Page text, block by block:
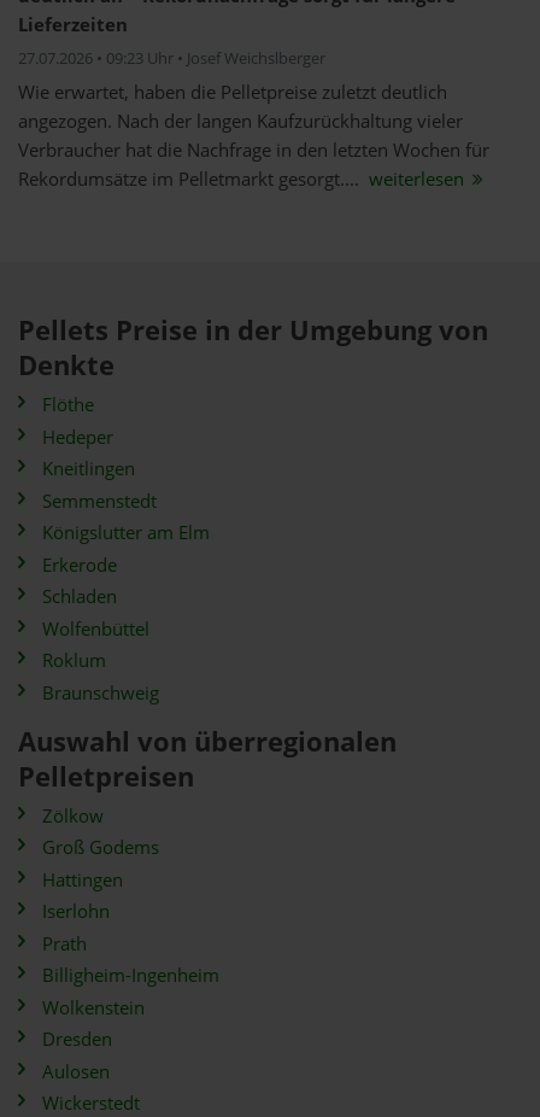
Lieferzeiten
27.07.2026 • 09:23 Uhr • Josef Weichslberger
Wie erwartet, haben die Pelletpreise zuletzt deutlich
angezogen. Nach der langen Kaufzurückhaltung vieler
Verbraucher hat die Nachfrage in den letzten Wochen für
Rekordumsätze im Pelletmarkt gesorgt.... weiterlesen
Pellets Preise in der Umgebung von
Denkte
Flöthe
Hedeper
Kneitlingen
Semmenstedt
Königslutter am Elm
Erkerode
Schladen
Wolfenbüttel
Roklum
Braunschweig
Auswahl von überregionalen
Pelletpreisen
Zölkow
Groß Godems
Hattingen
Iserlohn
Prath
Billigheim-Ingenheim
Wolkenstein
Dresden
Aulosen
Wickerstedt